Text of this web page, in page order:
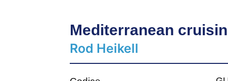
Mediterranean
Rod Heikell